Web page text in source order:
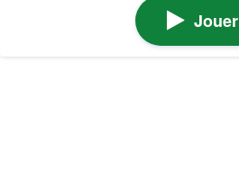
Jouer